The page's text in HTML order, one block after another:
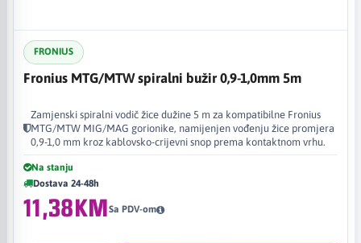
FRONIUS
Fronius MTG/MTW spiralni bužir 0,9-1,0mm 5m
Zamjenski spiralni vodič žice dužine 5 m za kompatibilne Fronius
MTG/MTW MIG/MAG gorionike, namijenjen vođenju žice promjera
0,9-1,0 mm kroz kablovsko-crijevni snop prema kontaktnom vrhu.
Na stanju
Dostava 24-48h
11,38KMSa PDV-om